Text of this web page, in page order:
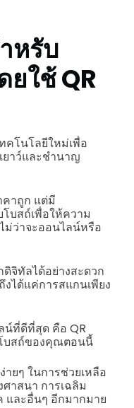
หรับ
ใช้ QR
คโนโลยีใหม่เพื่อ
าว์และชำนาญ
คาถูก แต่มี
บสถ์เพื่อให้ความ
ม่ว่าจะออนไลน์หรือ
จิทัลได้อย่างสะดวก
ได้แค่การสแกนเพียง
น์ที่ดีที่สุด คือ QR
โบสถ์ของคุณตอนนี้
ยๆ ในการช่วยเหลือ
าสนา การเฉลิม
และอื่นๆ อีกมากมาย